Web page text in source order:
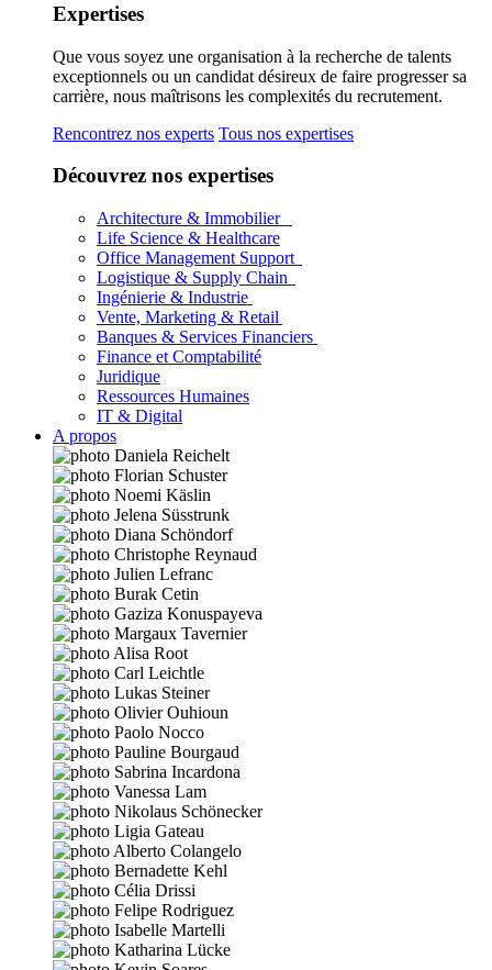
Expertises
Que vous soyez une organisation à la recherche de talents
exceptionnels ou un candidat désireux de faire progresser sa
carrière, nous maîtrisons les complexités du recrutement.
Rencontrez nos experts Tous nos expertises
Découvrez nos expertises
Architecture & Immobilier
Life Science & Healthcare
Office Management Support
Logistique & Supply Chain
Ingénierie & Industrie
Vente, Marketing & Retail
Banques & Services Financiers
Finance et Comptabilité
Juridique
Ressources Humaines
IT & Digital
A propos